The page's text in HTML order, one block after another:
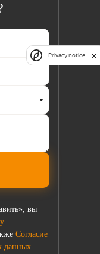
вы
Согласие
данных
Privacy notice